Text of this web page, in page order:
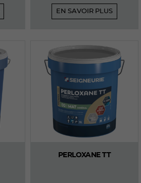
EN SAVOIR PLUS
PERLOXANE TT